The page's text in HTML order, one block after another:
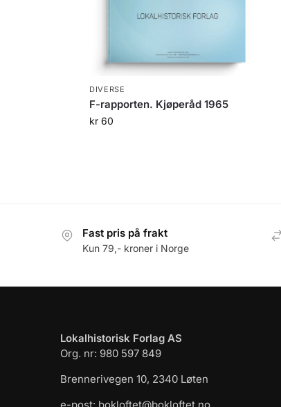
DIVERSE
F-rapporten. Kjøperåd 1965
kr60
Fast pris på frakt
Kun 79,- kroner i Norge
Lokalhistorisk Forlag AS
Org. nr: 980 597 849
Brennerivegen 10, 2340 Løten